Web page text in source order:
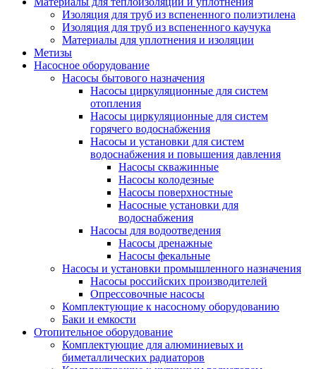
Изоляция для труб из вспененного полиэтилена
Изоляция для труб из вспененного каучука
Материалы для уплотнения и изоляции
Метизы
Насосное оборудование
Насосы бытового назначения
Насосы циркуляционные для систем
отопления
Насосы циркуляционные для систем
горячего водоснабжения
Насосы и установки для систем
водоснабжения и повышения давления
Насосы скважинные
Насосы колодезные
Насосы поверхностные
Насосные установки для
водоснабжения
Насосы для водоотведения
Насосы дренажные
Насосы фекальные
Насосы и установки промышленного назначения
Насосы российских производителей
Опрессовочные насосы
Комплектующие к насосному оборудованию
Баки и емкости
Отопительное оборудование
Комплектующие для алюминиевых и
биметаллических радиаторов